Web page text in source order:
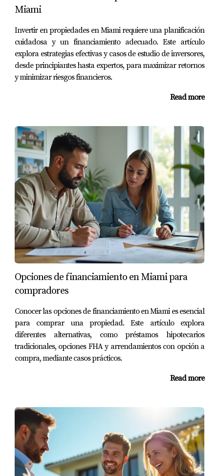
saber más sobre cómo acceder a estos
programas.
Preguntas Frecuentes
¿Qué requisitos debo cumplir para acceder a
cumplir con ciertos límites de ingresos. Además, no
puedes haber sido propietario anteriormente durante un
tiempo específico.
¿Dónde puedo encontrar más información
sobre estos programas?
Puedes visitar sitios web oficiales del gobierno del estado
o municipalidad donde se ofrecen detalles completos
sobre cada programa disponible.
¿Puedo usar estos programas si tengo mal
Algunos programas ofrecen asistencia incluso si tu
un asesor financiero que pueda guiarte según tu situación
específica.
¿Existen costos ocultos asociados a estos
programas?
No debería haber costos ocultos, pero es vital leer todos
firmar cualquier documento.
¿Cuánto tiempo toma el proceso desde la
solicitud hasta la compra?
El tiempo varía según el programa y la situación
individual, pero generalmente puede tomar entre 30 a 90
Miami
Invertir en propiedades en Miami requiere una planificación
cuidadosa y un financiamiento adecuado. Este artículo
explora estrategias efectivas y casos de estudio de inversores,
desde principiantes hasta expertos, para maximizar retornos
y minimizar riesgos financieros.
Read more
Opciones de financiamiento en Miami para
compradores
Conocer las opciones de financiamiento en Miami es esencial
para comprar una propiedad. Este artículo explora
diferentes alternativas, como préstamos hipotecarios
tradicionales, opciones FHA y arrendamientos con opción a
compra, mediante casos prácticos.
Read more